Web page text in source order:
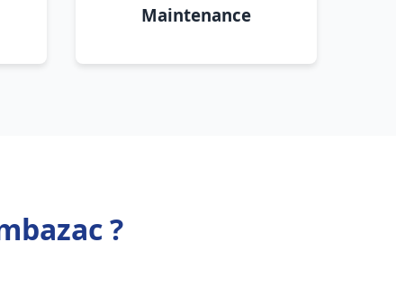
Maintenance
?